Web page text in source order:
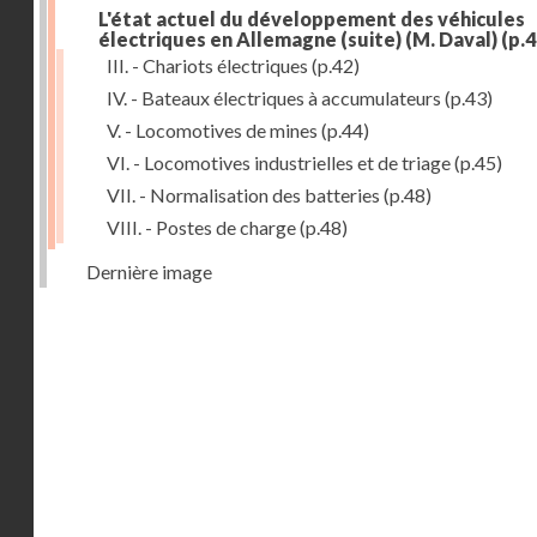
L'état actuel du développement des véhicules
électriques en Allemagne (suite) (M. Daval)
III. - Chariots électriques (p.42)
IV. - Bateaux électriques à accumulateurs (p.43)
V. - Locomotives de mines (p.44)
VI. - Locomotives industrielles et de triage(p.45)
VII. - Normalisation des batteries (p.48)
VIII. - Postes de charge(p.48)
Dernière image